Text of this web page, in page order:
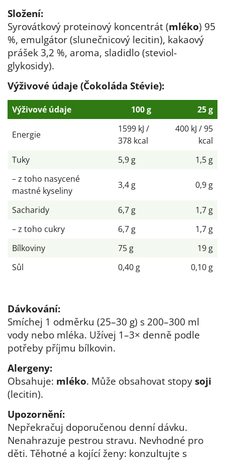
Složení:
Syrovátkový proteinový koncentrát (mléko) 95
%, emulgátor (slunečnicový lecitin), kakaový
prášek 3,2 %, aroma, sladidlo (steviol-
glykosidy).
Výživové údaje (Čokoláda Stévie):
Výživové údaje 100 g 25 g
Energie
1599 kJ /
378 kcal
400 kJ / 95
kcal
Tuky
5,9 g
1,5 g
– z toho nasycené
mastné kyseliny
3,4 g 0,9 g
Sacharidy 6,7 g
1,7 g
– z toho cukry
6,7 g
1,7 g
Bílkoviny
75 g
19 g
Sůl
0,40 g 0,10 g
Dávkování:
Smíchej 1 odměrku (25–30 g) s 200–300 ml
vody nebo mléka. Užívej 1–3× denně podle
potřeby příjmu bílkovin.
Alergeny:
Obsahuje: mléko. Může obsahovat stopy soji
(lecitin).
Upozornění:
Nepřekračuj doporučenou denní dávku.
Nenahrazuje pestrou stravu. Nevhodné pro
děti. Těhotné a kojící ženy: konzultujte s